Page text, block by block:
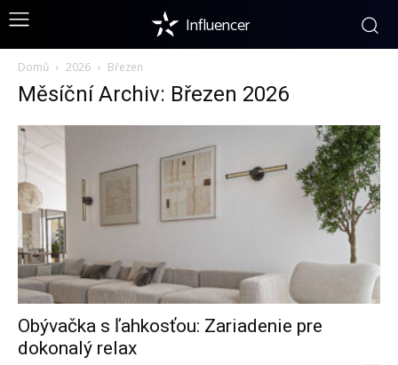
Influencer
Domů 2026 Březen
Měsíční Archiv: Březen 2026
Obývačka s ľahkosťou: Zariadenie pre
dokonalý relax